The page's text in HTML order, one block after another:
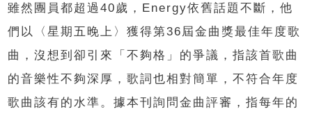
雖然團員都超過40歲，Energy依舊話題不斷，他
們以〈星期五晚上〉獲得第36屆金曲獎最佳年度歌
曲，沒想到卻引來「不夠格」的爭議，指該首歌曲
的音樂性不夠深厚，歌詞也相對簡單，不符合年度
歌曲該有的水準。據本刊詢問金曲評審，指每年的